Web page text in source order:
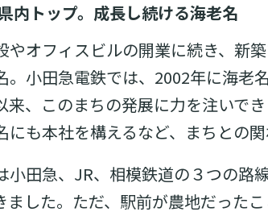
内トップ。成長し続ける海老名
やオフィスビルの開業に続き、新
。小田急電鉄では、2002年に海老
来、このまちの発展に力を注いで
にも本社を構えるなど、まちとの関
小田急、JR、相模鉄道の３つの路
ました。ただ、駅前が農地だった